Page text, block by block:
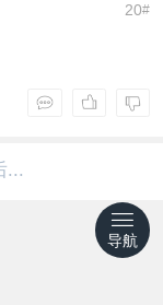
20#
...
导航